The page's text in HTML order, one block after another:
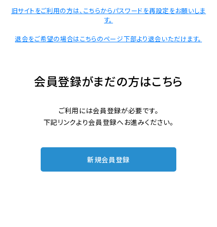
旧サイトをご利用の方は、こちらからパスワードを再設定をお願いしま
す。
退会をご希望の場合はこちらのページ下部より退会いただけます。
会員登録がまだの方はこちら
ご利用には会員登録が必要です。
下記リンクより会員登録へお進みください。
新規会員登録